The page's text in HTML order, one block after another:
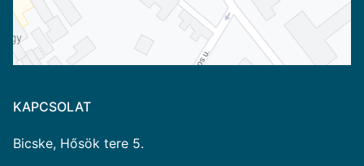
KAPCSOLAT
Bicske, Hősök tere 5.